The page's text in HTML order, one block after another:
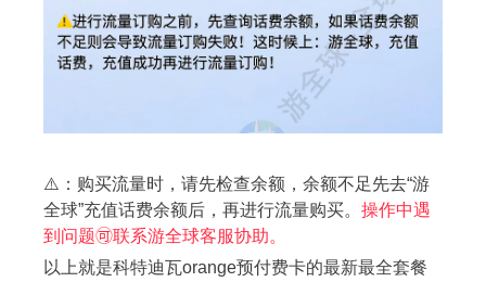
⚠️：购买流量时，请先检查余额，余额不足先去“游
全球”充值话费余额后，再进行流量购买。 操作中遇
到问题🉑️联系游全球客服协助。
以上就是科特迪瓦orange预付费卡的最新最全套餐